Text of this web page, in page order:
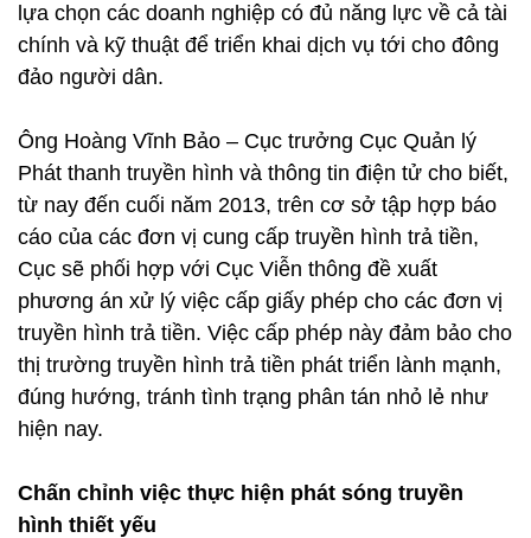
lựa chọn các doanh nghiệp có đủ năng lực về cả tài
chính và kỹ thuật để triển khai dịch vụ tới cho đông
đảo người dân.
Ông Hoàng Vĩnh Bảo – Cục trưởng Cục Quản lý
Phát thanh truyền hình và thông tin điện tử cho biết,
từ nay đến cuối năm 2013, trên cơ sở tập hợp báo
cáo của các đơn vị cung cấp truyền hình trả tiền,
Cục sẽ phối hợp với Cục Viễn thông đề xuất
phương án xử lý việc cấp giấy phép cho các đơn vị
truyền hình trả tiền. Việc cấp phép này đảm bảo cho
thị trường truyền hình trả tiền phát triển lành mạnh,
đúng hướng, tránh tình trạng phân tán nhỏ lẻ như
hiện nay.
Chấn chỉnh việc thực hiện phát sóng truyền
hình thiết yếu